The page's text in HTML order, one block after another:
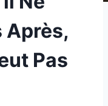
Après,
Pas